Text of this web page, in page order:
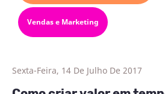
Vendas e Marketing
Sexta-Feira, 14 De Julho De 2017